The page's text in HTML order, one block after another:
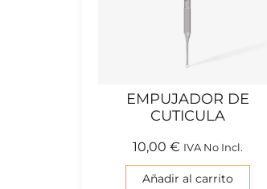
EMPUJADOR DE
CUTICULA
10,00 € IVA No Incl.
Añadir al carrito